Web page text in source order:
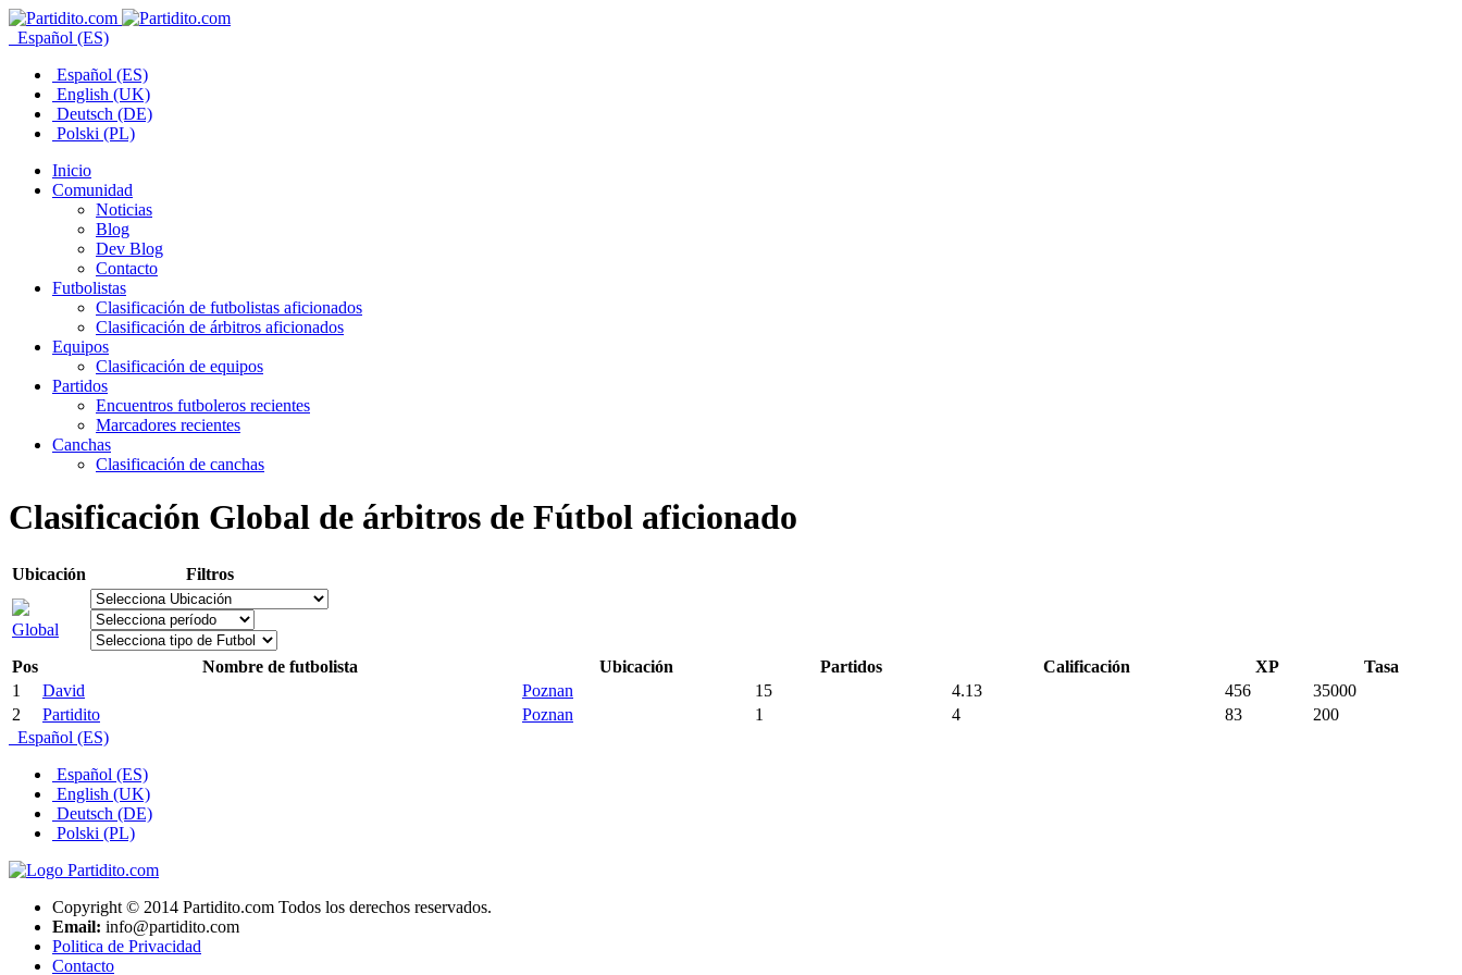
Español (ES)
Español (ES)
English (UK)
Deutsch (DE)
Polski (PL)
Inicio
Comunidad
Noticias
Blog
Dev Blog
Contacto
Futbolistas
Clasificación de futbolistas aficionados
Clasificación de árbitros aficionados
Equipos
Clasificación de equipos
Partidos
Encuentros futboleros recientes
Marcadores recientes
Canchas
Clasificación de canchas
Clasificación Global de árbitros de Fútbol aficionado
Ubicación Filtros
Global
Pos
Nombre de futbolista Ubicación Partidos Calificación XP
Tasa
1
David Poznan 15 4.13 456
35000
2
Partidito Poznan 1 4 83
200
Español (ES)
Español (ES)
English (UK)
Deutsch (DE)
Polski (PL)
Copyright © 2014 Partidito.com Todos los derechos reservados.
Email: info@partidito.com
Politica de Privacidad
Contacto